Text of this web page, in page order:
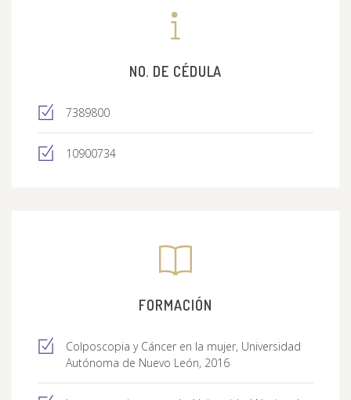
NO. DE CÉDULA
7389800
10900734
FORMACIÓN
Colposcopia y Cáncer en la mujer, Universidad
Autónoma de Nuevo León, 2016